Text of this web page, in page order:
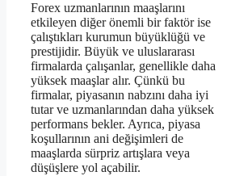
Forex uzmanlarının maaşlarını
etkileyen diğer önemli bir faktör ise
çalıştıkları kurumun büyüklüğü ve
prestijidir. Büyük ve uluslararası
firmalarda çalışanlar, genellikle daha
yüksek maaşlar alır. Çünkü bu
firmalar, piyasanın nabzını daha iyi
tutar ve uzmanlarından daha yüksek
performans bekler. Ayrıca, piyasa
koşullarının ani değişimleri de
maaşlarda sürpriz artışlara veya
düşüşlere yol açabilir.